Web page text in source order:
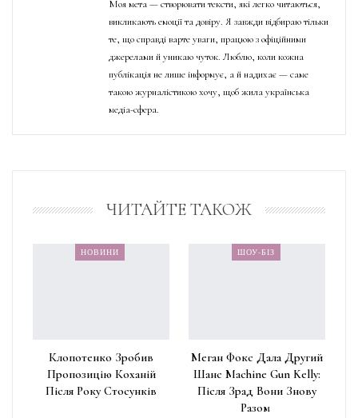
Моя мета — створювати тексти, які легко читаються,
викликають емоції та довіру. Я завжди відбираю тільки
те, що справді варте уваги, працюю з офіційними
джерелами й уникаю чуток. Люблю, коли кожна
публікація не лише інформує, а й надихає — саме
такою журналістикою хочу, щоб жила українська
медіа-сфера.
ЧИТАЙТЕ ТАКОЖ
НОВИНИ
Клопотенко Зробив
Пропозицію Коханій
Після Року Стосунків
ШОУ-БІЗ
Меган Фокс Дала Другий
Шанс Machine Gun Kelly:
Після Зрад Вони Знову
Разом